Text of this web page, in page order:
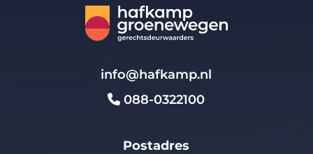
info@hafkamp.nl
088-0322100
Postadres